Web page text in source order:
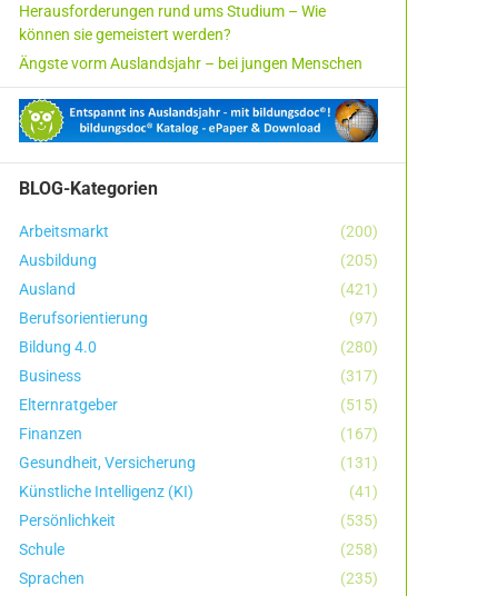
Herausforderungen rund ums Studium – Wie
können sie gemeistert werden?
Ängste vorm Auslandsjahr – bei jungen Menschen
BLOG-Kategorien
Arbeitsmarkt
(200)
Ausbildung
(205)
Ausland
(421)
Berufsorientierung
(97)
Bildung 4.0
(280)
Business
(317)
Elternratgeber
(515)
Finanzen
(167)
Gesundheit, Versicherung
(131)
Künstliche Intelligenz (KI)
(41)
Persönlichkeit
(535)
Schule
(258)
Sprachen
(235)